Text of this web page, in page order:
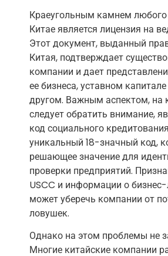
Краеугольным камнем любого
Китае является лицензия на
Этот документ, выданный
Китая, подтверждает
компании и дает
ее бизнеса, уставном
другом. Важным аспектом, на
следует обратить внимание,
код социального
уникальный 18-значный код,
решающее значение для
проверки предприятий.
USCC и информации о
может уберечь компании от
ловушек.
Однако на этом проблемы не
Многие китайские компании